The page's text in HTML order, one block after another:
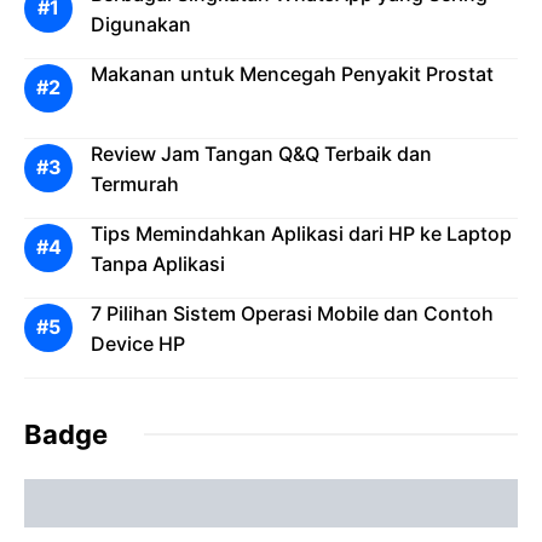
Digunakan
Makanan untuk Mencegah Penyakit Prostat
Review Jam Tangan Q&Q Terbaik dan
Termurah
Tips Memindahkan Aplikasi dari HP ke Laptop
Tanpa Aplikasi
7 Pilihan Sistem Operasi Mobile dan Contoh
Device HP
Badge